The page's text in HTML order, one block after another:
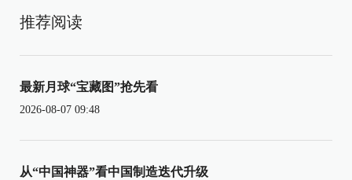
推荐阅读
最新月球“宝藏图”抢先看
2026-08-07 09:48
从“中国神器”看中国制造迭代升级